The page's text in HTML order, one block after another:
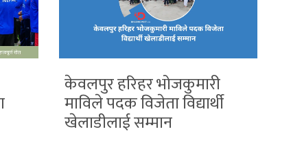
केवलपुर हरिहर भोजकुमारी
माविले पदक विजेता विद्यार्थी
खेलाडीलाई सम्मान